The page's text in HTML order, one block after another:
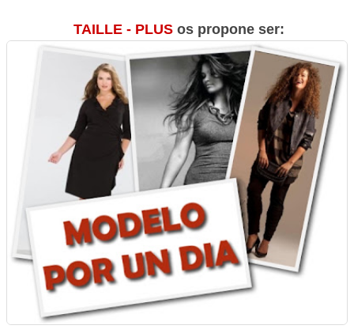
TAILLE - PLUS os propone ser: